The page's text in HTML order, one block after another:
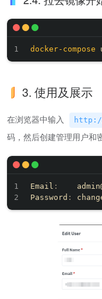
docker-compose
3. 使用及展示
在浏览器中输入
码，然后创建管理用户和
Email :
Password :